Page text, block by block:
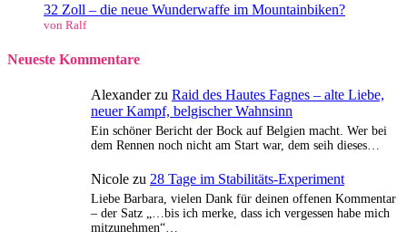
32 Zoll – die neue Wunderwaffe im Mountainbiken?
von Ralf
Neueste Kommentare
Alexanderzu Raid des Hautes Fagnes – alte Liebe,
neuer Kampf, belgischer Wahnsinn
Ein schöner Bericht der Bock auf Belgien macht. Wer bei
dem Rennen noch nicht am Start war, dem seih dieses…
Nicole zu 28 Tage im Stabilitäts-Experiment
Liebe Barbara, vielen Dank für deinen offenen Kommentar
– der Satz „…bis ich merke, dass ich vergessen habe mich
mitzunehmen“…